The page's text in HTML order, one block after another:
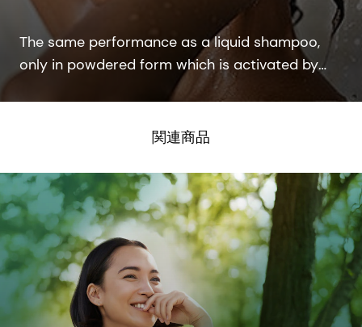
The same performance as a liquid shampoo,
only in powdered form which is activated by
関連商品